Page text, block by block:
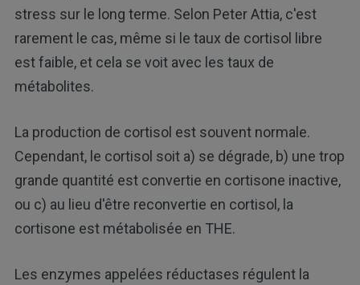
stress sur le long terme. Selon Peter Attia, c'est
rarement le cas, même si le taux de cortisol libre
est faible, et cela se voit avec les taux de
métabolites.
La production de cortisol est souvent normale.
Cependant, le cortisol soit a) se dégrade, b) une trop
grande quantité est convertie en cortisone inactive,
ou c) au lieu d'être reconvertie en cortisol, la
cortisone est métabolisée en THE.
Les enzymes appelées réductases régulent la